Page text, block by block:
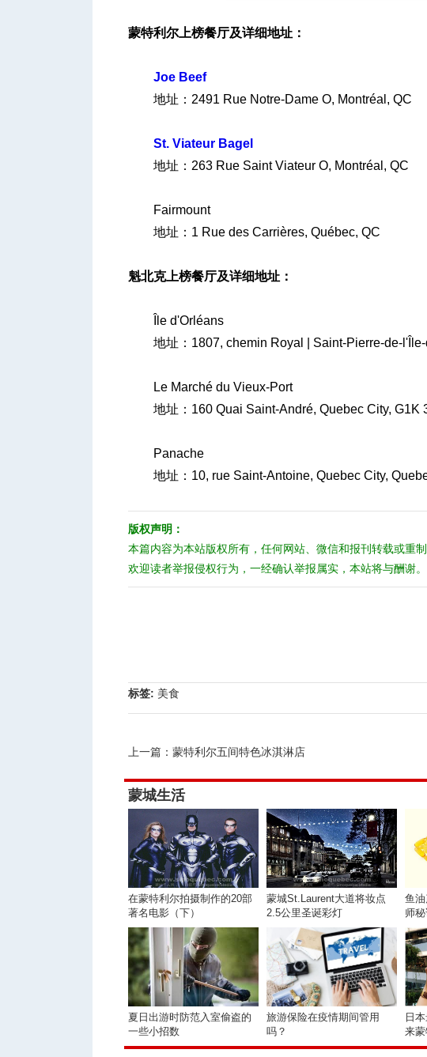
蒙特利尔上榜餐厅及详细地址：
Joe Beef
地址：2491 Rue Notre-Dame O, Montréal, QC
St. Viateur Bagel
地址：263 Rue Saint Viateur O, Montréal, QC
Fairmount
地址：1 Rue des Carrières, Québec, QC
魁北克上榜餐厅及详细地址：
Île d'Orléans
地址：1807, chemin Royal | Saint-Pierre-de-l'Île-
Le Marché du Vieux-Port
地址：160 Quai Saint-André, Quebec City, G1K
Panache
地址：10, rue Saint-Antoine, Quebec City,
版权声明：
本篇内容为本站版权所有，任何网站、微信和报刊转载或重制
欢迎读者举报侵权行为，一经确认举报属实，本站将与酬谢。
标签: 美食
上一篇： 蒙特利尔五间特色冰淇淋店
蒙城生活
在蒙特利尔拍摄制作的20部
著名电影（下）
蒙城St.Laurent大道将妆点
2.5公里圣诞彩灯
鱼
师
夏日出游时防范入室偷盗的
一些小招数
旅游保险在疫情期间管用
吗？
日
来蒙